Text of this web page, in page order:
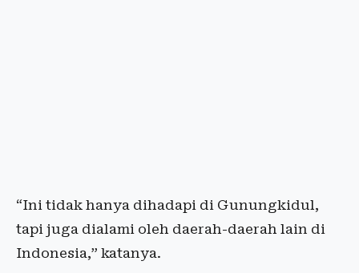
“Ini tidak hanya dihadapi di Gunungkidul,
tapi juga dialami oleh daerah-daerah lain di
Indonesia,” katanya.